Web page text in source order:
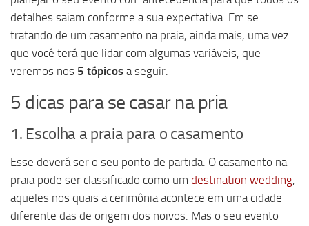
detalhes saiam conforme a sua expectativa. Em se
tratando de um casamento na praia, ainda mais, uma vez
que você terá que lidar com algumas variáveis, que
veremos nos 5 tópicos a seguir.
5 dicas para se casar na pria
1. Escolha a praia para o casamento
Esse deverá ser o seu ponto de partida. O casamento na
praia pode ser classificado como um destination wedding,
aqueles nos quais a cerimônia acontece em uma cidade
diferente das de origem dos noivos. Mas o seu evento